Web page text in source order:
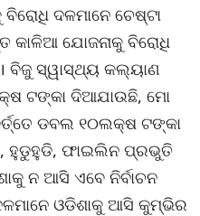
ଦଳମାନେ ଚେଷ୍ଟା
କାଳିଆ ଯୋଜନାକୁ ବିରୋଧି
ବିଜୁ ସ୍ୱାସ୍ଥ୍ୟ କଲ୍ୟାଣ
ଟଙ୍କା ଦିଆଯାଉଛି, ମୋ
ଡବଲ ୧୦ଲକ୍ଷ ଟଙ୍କା
ହୁଡୁହୁଡି, ଫାଇଲିନ ପ୍ରଭୁତି
ନ ଆସି ଏବେ ନିର୍ବାଚନ
ଓଡିଶାକୁ ଆସି କୁମ୍ଭିର